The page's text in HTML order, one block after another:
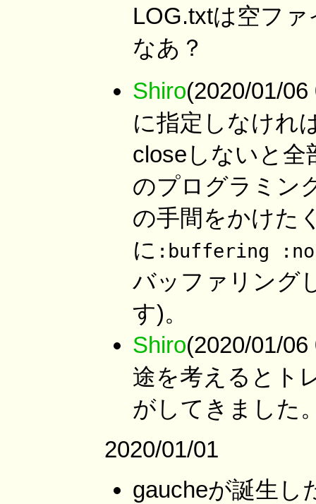
LOG.txtは空フ
なあ？
Shiro(2020/01/
に指定しなけれ
closeしないと全
のプログラミン
の手間をかけた
に :buffering
バッファリング
す)。
Shiro(2020/01/
途を考えるとト
がしてきました
2020/01/01
gaucheが誕生し